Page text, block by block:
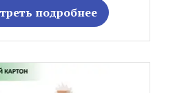
подробнее